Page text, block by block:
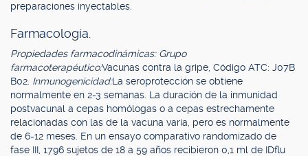
preparaciones inyectables.
Farmacología.
Propiedades farmacodinámicas: Grupo
farmacoterapéutico:Vacunas contra la gripe, Código ATC: J07B
B02. Inmunogenicidad:La seroprotección se obtiene
normalmente en 2-3 semanas. La duración de la inmunidad
postvacunal a cepas homólogas o a cepas estrechamente
relacionadas con las de la vacuna varía, pero es normalmente
de 6-12 meses. En un ensayo comparativo randomizado de
fase III, 1796 sujetos de 18 a 59 años recibieron 0,1 ml de IDflu